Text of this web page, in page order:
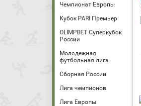
Чемпионат Европы
Кубок PARI Премьер
OLIMPBET Суперкубок
России
Молодежная
футбольная лига
Сборная России
Лига чемпионов
Лига Европы